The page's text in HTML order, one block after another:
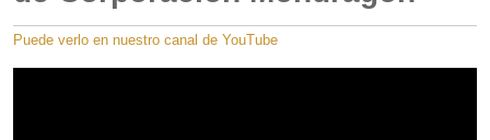
Puede verlo en nuestro canal de YouTube